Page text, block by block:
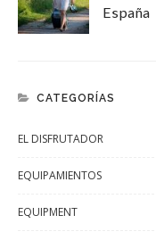
España
CATEGORÍAS
EL DISFRUTADOR
EQUIPAMIENTOS
EQUIPMENT